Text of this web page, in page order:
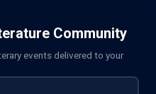
Community
events delivered to your